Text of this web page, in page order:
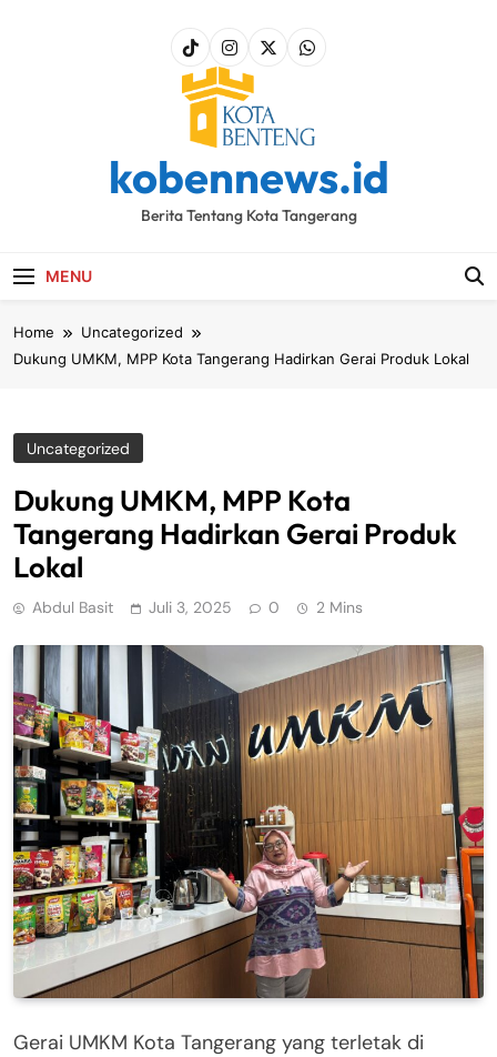
kobennews.id
Berita Tentang Kota Tangerang
MENU
Home
Uncategorized
Dukung UMKM, MPP Kota Tangerang Hadirkan Gerai Produk Lokal
Uncategorized
Dukung UMKM, MPP Kota
Tangerang Hadirkan Gerai Produk
Lokal
Abdul Basit Juli 3, 2025 0 2 Mins
Gerai UMKM Kota Tangerang yang terletak di